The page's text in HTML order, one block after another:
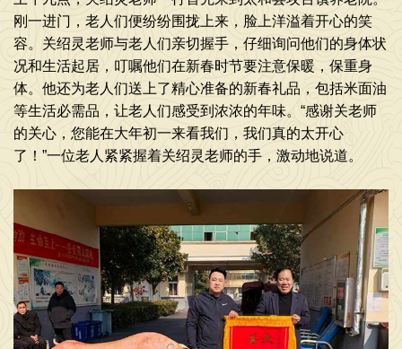
刚一进门，老人们便纷纷围拢上来，脸上洋溢着开心的笑
容。关绍灵老师与老人们亲切握手，仔细询问他们的身体状
况和生活起居，叮嘱他们在新春时节要注意保暖，保重身
体。他还为老人们送上了精心准备的新春礼品，包括米面油
等生活必需品，让老人们感受到浓浓的年味。“感谢关老师
的关心，您能在大年初一来看我们，我们真的太开心
了！”一位老人紧紧握着关绍灵老师的手，激动地说道。